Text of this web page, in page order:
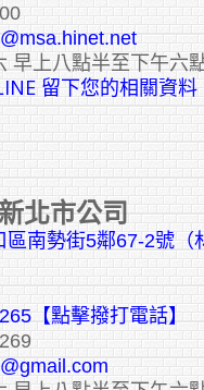
早上八點半至下午六
留下您的相關資料
北市公司
區南勢街5鄰67-2號（
【點擊撥打電話】